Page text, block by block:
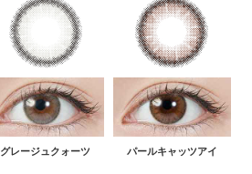
グレージュクォーツ パールキャッツアイ